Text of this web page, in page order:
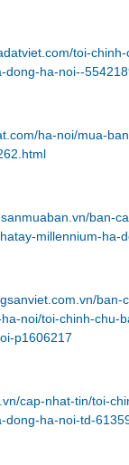
toi-
dong-ha-noi--
ha-noi/mua-
ban-
millennium-ha-
noi/toi-chinh-chu-
p1606217
cap-nhat-tin/toi-
dong-ha-noi-td-